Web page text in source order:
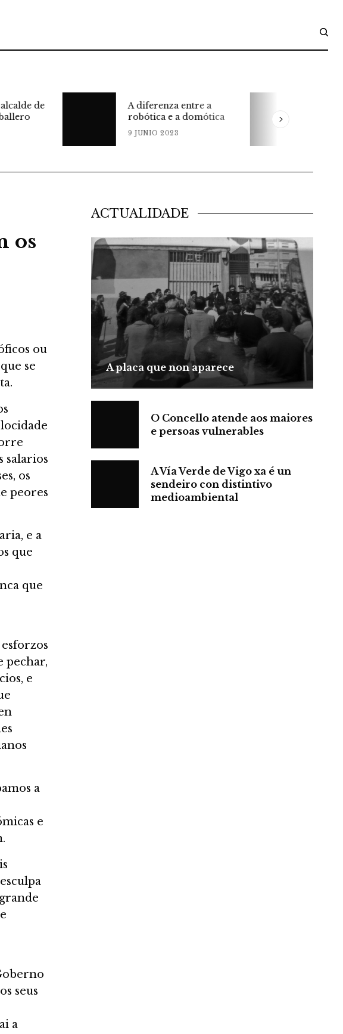
A diferenza entre a
robótica e a domótica
século XX no noso
barrio
os
ou
se
salarios
os
peores
e a
que
que
pechar,
e
a
e
seus
a
ACTUALIDADE
A placa que non aparece
O Concello atende aos maiores
e persoas vulnerables
A Vía Verde de Vigo xa é un
sendeiro con distintivo
medioambiental